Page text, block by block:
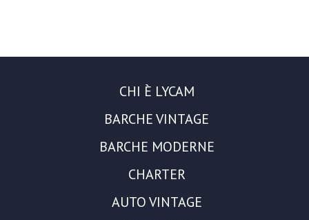
CHI È LYCAM
BARCHE VINTAGE
BARCHE MODERNE
CHARTER
AUTO VINTAGE